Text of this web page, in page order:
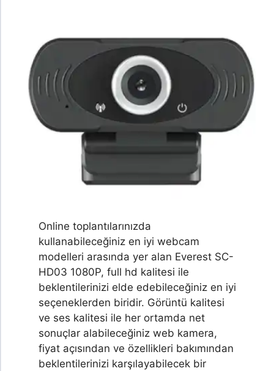
Online toplantılarınızda
kullanabileceğiniz en iyi webcam
modelleri arasında yer alan Everest SC-
HD03 1080P, full hd kalitesi ile
beklentilerinizi elde edebileceğiniz en iyi
seçeneklerden biridir. Görüntü kalitesi
ve ses kalitesi ile her ortamda net
sonuçlar alabileceğiniz web kamera,
fiyat açısından ve özellikleri bakımından
beklentilerinizi karşılayabilecek bir